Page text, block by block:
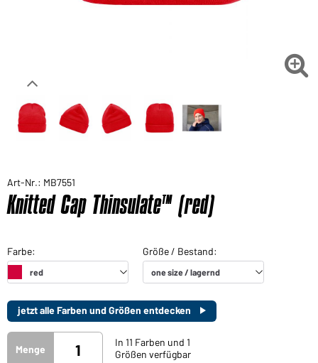

Art-Nr.: MB7551
Knitted Cap Thinsulate™ (red)
jetzt alle Farben und Größen entdecken
Menge
In 11 Farben und 1
Größen verfügbar